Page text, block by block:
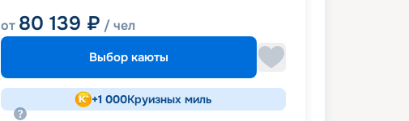
от 80 139 ₽ / чел
Выбор каюты
+1 000Круизных миль